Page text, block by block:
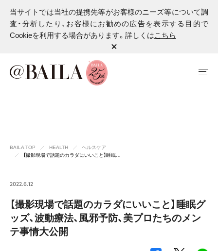
当サイトでは当社の提携先等がお客様のニーズ等について調
査・分析したり、お客様にお勧めの広告を表示する目的で
Cookieを利用する場合があります。詳しくはこちら
BAILA TOP HEALTH
ヘルスケア
【撮影現場で話題のカラダにいいこと】睡眠…
2022.6.12
【撮影現場で話題のカラダにいいこと】睡眠グ
ッズ、波動療法、風邪予防、美プロたちのメン
テ事情大公開